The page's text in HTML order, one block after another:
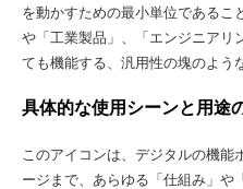
を動かすための最小単位であるこ
や「工業製品」、「エンジニアリ
ても機能する、汎用性の塊のよう
具体的な使用シーンと用途
このアイコンは、デジタルの機能
ージまで、あらゆる「仕組み」や